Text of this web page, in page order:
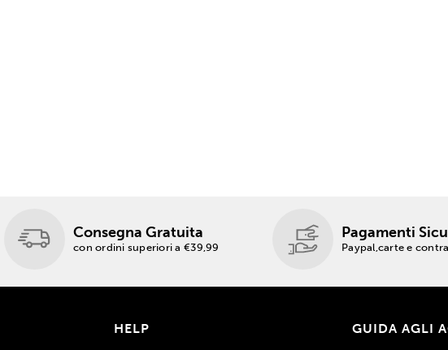
Consegna Gratuita
con ordini superiori a €39,99
Pagamenti
Paypal,carte e
HELP GUIDA AGLI